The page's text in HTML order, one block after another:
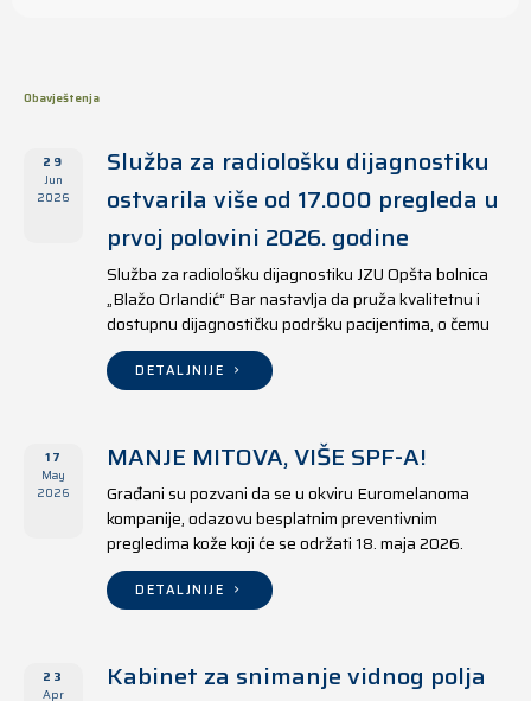
Obavještenja
29
Jun
2026
Služba za radiološku dijagnostiku
ostvarila više od 17.000 pregleda u
prvoj polovini 2026. godine
Služba za radiološku dijagnostiku JZU Opšta bolnica
„Blažo Orlandić“ Bar nastavlja da pruža kvalitetnu i
dostupnu dijagnostičku podršku pacijentima, o čemu
svjedoče i rezultati ostvareni u periodu od 1. januara
do 17. juna 2026. godine.
DETALJNIJE
17
May
2026
MANJE MITOVA, VIŠE SPF-A!
Građani su pozvani da se u okviru Euromelanoma
kompanije, odazovu besplatnim preventivnim
pregledima kože koji će se održati 18. maja 2026.
godine u jedanaest opština širom Crne Gore, kako u
državnim tako i u privatnim zdravstvenim ustanovama.
DETALJNIJE
23
Apr
Kabinet za snimanje vidnog polja